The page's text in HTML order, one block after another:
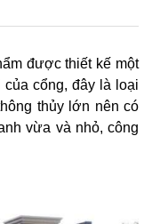
được thiết kế một
cổng, đây là loại
thủy lớn nên có
vừa và nhỏ, công